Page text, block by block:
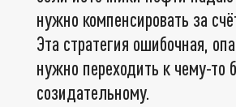
нужно компенсировать за
Эта стратегия ошибочная,
нужно переходить к чему-то
созидательному.